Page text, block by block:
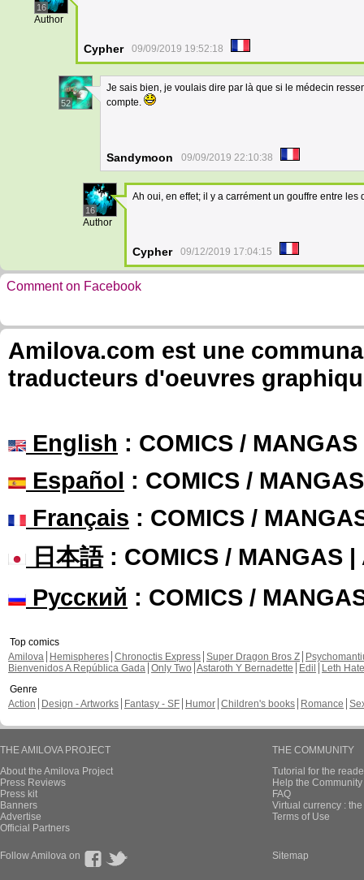
16
Author
Cypher 09/09/2019 19:52:18
52
Je sais bien, je voulais dire par là que si le médecin
compte.
Sandymoon 09/09/2019 22:10:38
16
Author
Ah oui, en effet; il y a carrément un gouffre entre les
Cypher 09/12/2019 17:04:15
Comment on Facebook
Amilova.com est une
traducteurs d'oeuvres
English : COMICS /
Español : COMICS /
Français : COMICS /
日本語: COMICS / MANGAS |
Русский : COMICS /
Top comics
Amilova
Hemispheres Chronoctis Express Super Dragon Bros Z
Bienvenidos A República Gada Only Two Astaroth Y Bernadette Edil
Leth Hate
Genre
Action
Design - Artworks Fantasy - SF Humor Children's books Romance
THE AMILOVA PROJECT
About the Amilova Project
Press Reviews
Press kit
Banners
Advertise
Official Partners
THE COMMUNITY
Tutorial for the
Help the
FAQ
Virtual currency :
Terms of Use
Follow Amilova on Sitemap